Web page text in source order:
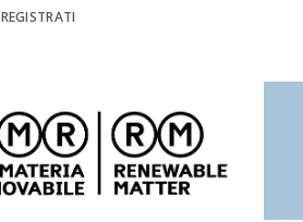
REGISTRATI